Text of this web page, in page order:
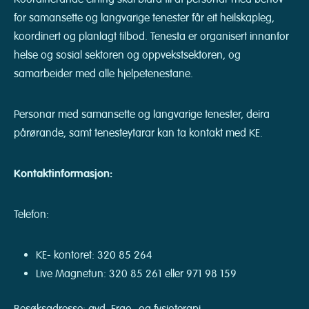
for samansette og langvarige tenester får eit heilskapleg,
koordinert og planlagt tilbod. Tenesta er organisert innanfor
helse og sosial sektoren og oppvekstsektoren, og
samarbeider med alle hjelpetenestane.
Personar med samansette og langvarige tenester, deira
pårørande, samt tenesteytarar kan ta kontakt med KE.
Kontaktinformasjon:
Telefon:
KE- kontoret: 320 85 264
Live Magnetun: 320 85 261 eller 971 98 159